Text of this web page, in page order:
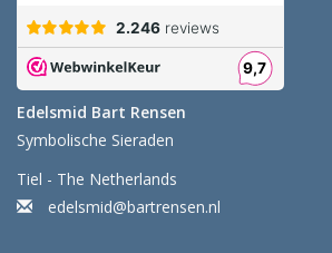
Edelsmid Bart Rensen
Symbolische Sieraden
Tiel - The Netherlands
edelsmid@bartrensen.nl